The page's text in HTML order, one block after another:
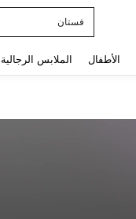
فستان
الأطفال الملابس الرجالية